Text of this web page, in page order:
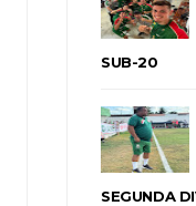
SUB-20
SEGUNDA